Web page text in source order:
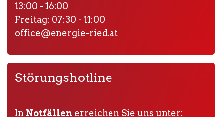
13:00 - 16:00
Freitag: 07:30 - 11:00
office@energie-ried.at
Störungshotline
In Notfällen erreichen Sie uns unter: